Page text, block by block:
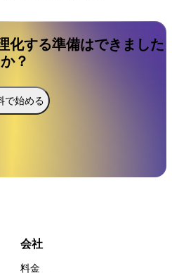
化する準備はできました
か？
で始める
会社
料金